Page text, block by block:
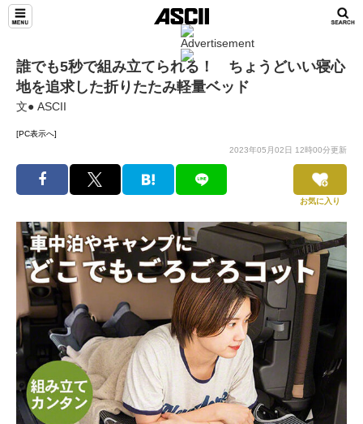
誰でも5秒で組み立てられる！ ちょうどいい寝心
地を追求した折りたたみ軽量ベッド
文● ASCII
[PC表示へ]
2023年05月02日 12時00分更新
お気に入り